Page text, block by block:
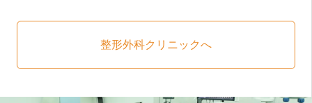
整形外科クリニックへ